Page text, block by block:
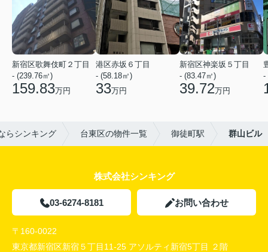
新宿区歌舞伎町２丁目
- (239.76㎡)
159.83万円
港区赤坂６丁目
- (58.18㎡)
33万円
新宿区神楽坂５丁目
- (83.47㎡)
39.72万円
-
らシンキング 台東区の物件一覧 御徒町駅 群山ビル
株式会社シンキング
03-6274-8181 お問い合わせ
〒160-0022
東京都新宿区新宿５丁目11-25 アソルティ新宿5丁目 ２階